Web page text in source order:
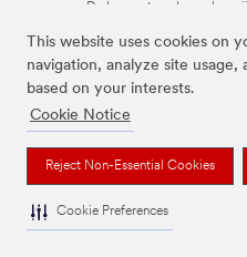
This website uses cookies on
navigation, analyze site
based on your interests.
Cookie Notice
Reject Non-Essential Cookies
Cookie Preferences
De bovenstaande merken